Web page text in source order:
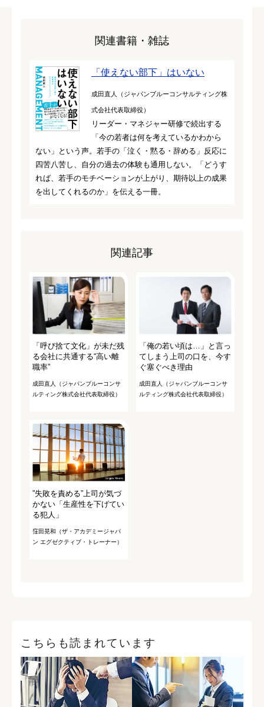
関連書籍・雑誌
「使えない部下」はいない
成田直人（ジャパンブルーコンサルティング株
式会社代表取締役）
リーダー・マネジャー研修で続出する
「今の若者は何を考えているかわから
ない」という声。若手の「泣く・黙る・辞める」反応に
四苦八苦し、自分の過去の体験も通用しない。「どうす
れば、若手のモチベーションが上がり、期待以上の成果
を出してくれるのか」を伝える一冊。
関連記事
「呼び捨て文化」が未だ残
る会社に共通する“高い離
職率”
成田直人（ジャパンブルーコンサ
ルティング株式会社代表取締役）
「俺の若い頃は…」と言っ
てしまう上司の口を、今す
ぐ塞ぐべき理由
成田直人（ジャパンブルーコンサ
ルティング株式会社代表取締役）
”失敗を責める”上司が気づ
かない「生産性を下げてい
る犯人」
窪田晃和（ザ・アカデミージャパ
ン エグゼクティブ・トレーナー）
こちらも読まれています